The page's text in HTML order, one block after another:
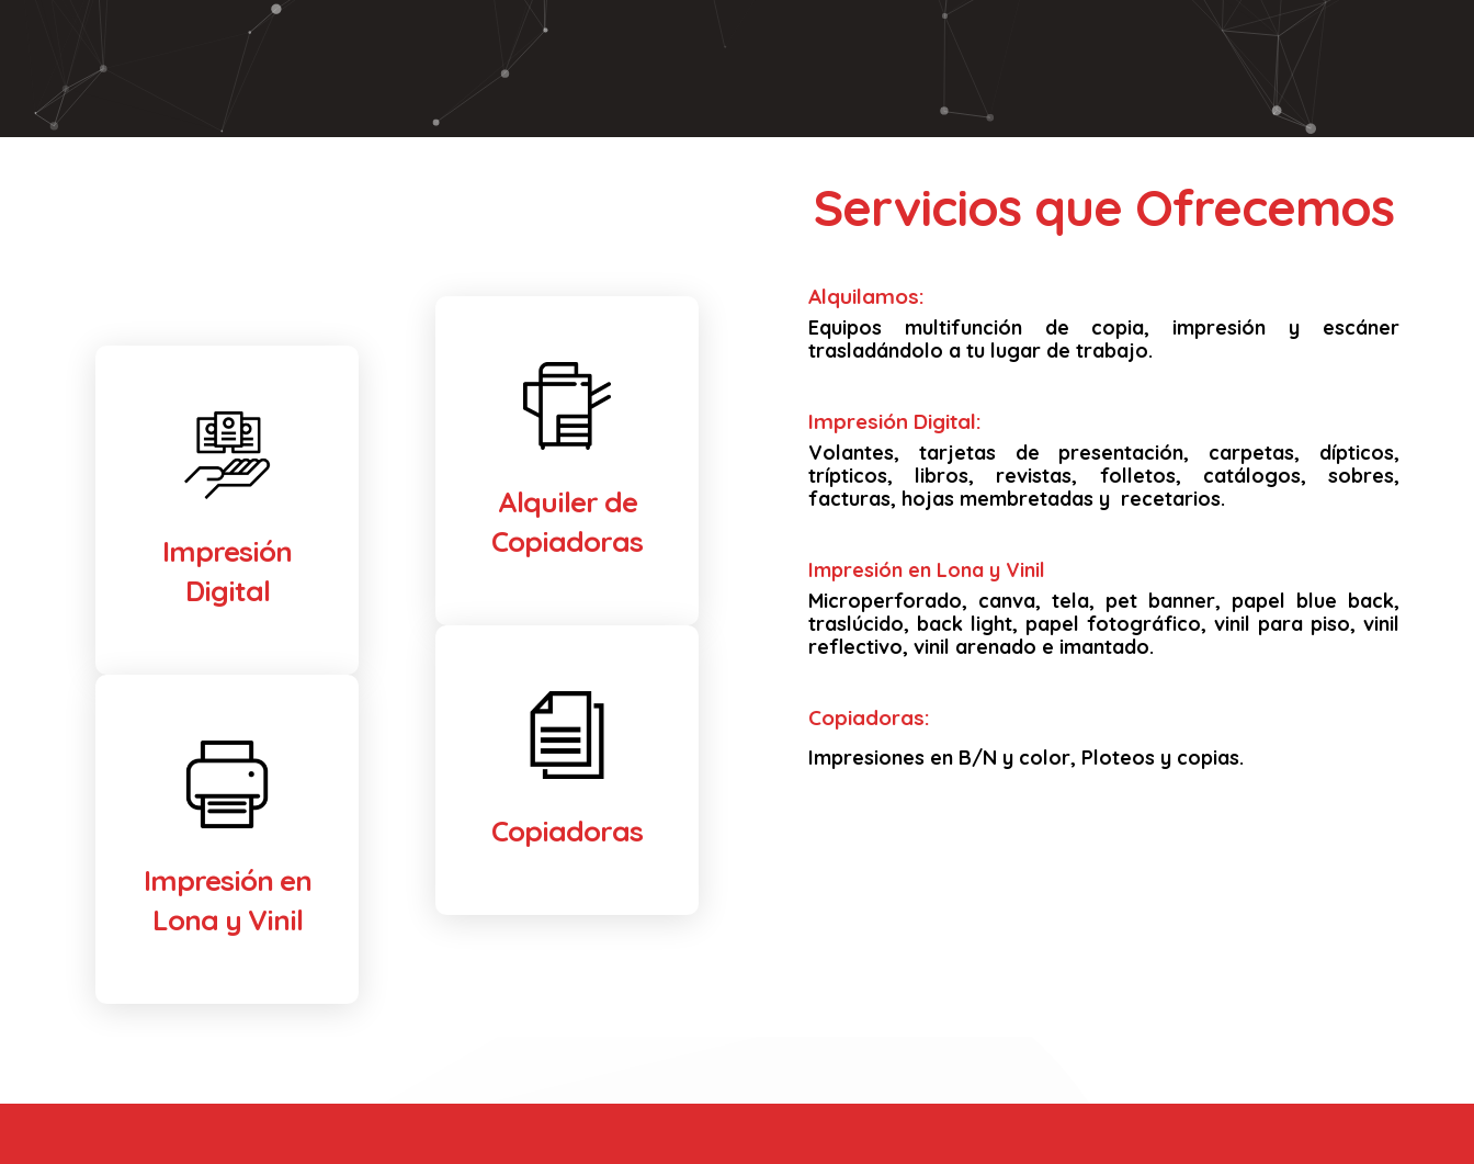
Impresión
Digital
Impresión en
Lona y Vinil
Alquiler de
Copiadoras
Copiadoras
Servicios que Ofrecemos
Alquilamos:
Equipos multifunción de copia, impresión y escáner
trasladándolo a tu lugar de trabajo.
Impresión Digital:
Volantes, tarjetas de presentación, carpetas, dípticos,
trípticos, libros, revistas, folletos, catálogos, sobres,
facturas, hojas membretadas y recetarios.
Impresión en Lona y Vinil
Microperforado, canva, tela, pet banner, papel blue back,
traslúcido, back light, papel fotográfico, vinil para piso, vinil
reflectivo, vinil arenado e imantado.
Copiadoras:
Impresiones en B/N y color, Ploteos y copias.